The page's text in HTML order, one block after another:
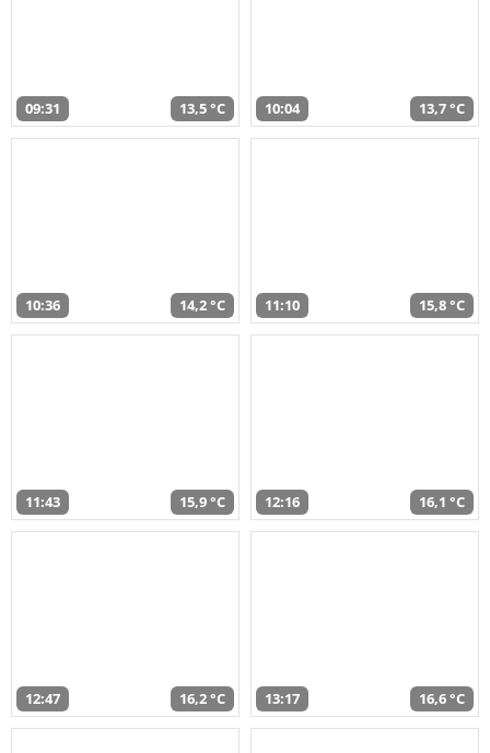
09:31 13,5 °C 10:04 13,7 °C
10:36 14,2 °C 11:10 15,8 °C
11:43 15,9 °C 12:16 16,1 °C
12:47 16,2 °C 13:17 16,6 °C